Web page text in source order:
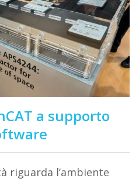
a supporto
riguarda l’ambiente